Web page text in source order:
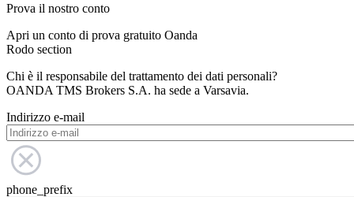
Prova il nostro conto
Apri un conto di prova gratuito Oanda
Rodo section
Chi è il responsabile del trattamento dei dati personali?
OANDA TMS Brokers S.A. ha sede a Varsavia.
Indirizzo e-mail
phone_prefix